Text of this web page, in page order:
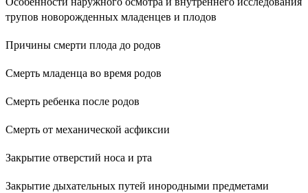
трупов новорожденных младенцев и плодов
Причины смерти плода до родов
Смерть младенца во время родов
Смерть ребенка после родов
Смерть от механической асфиксии
Закрытие отверстий носа и рта
Закрытие дыхательных путей инородными предметами